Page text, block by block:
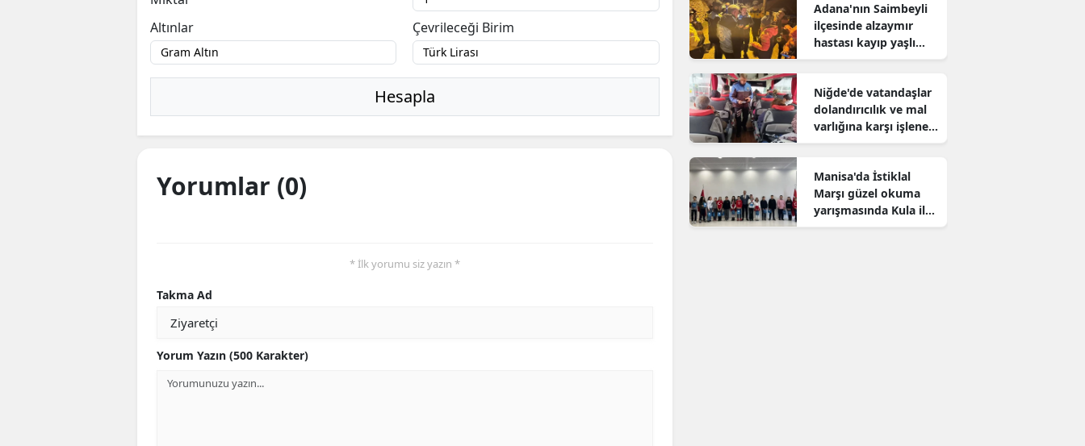
Erzurum
Altınlar
Çevrileceği Birim
Hesapla
Yorumlar (0)
* İlk yorumu siz yazın *
Takma Ad
Yorum Yazın (500 Karakter)
Adana'nın Saimbeyli
ilçesinde alzaymır
hastası kayıp yaşlı
adam aranıyor
Niğde'de vatandaşlar
dolandırıcılık ve mal
varlığına karşı işlenen
suçlar konusunda
Manisa'da İstiklal
Marşı güzel okuma
yarışmasında Kula il
birincisi oldu